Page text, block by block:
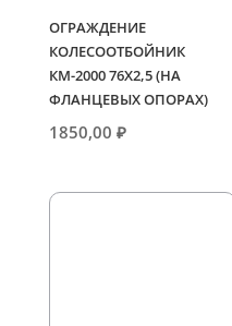
ОГРАЖДЕНИЕ
КОЛЕСООТБОЙНИК
КМ-2000 76Х2,5 (НА
ФЛАНЦЕВЫХ ОПОРАХ)
1850,00 ₽